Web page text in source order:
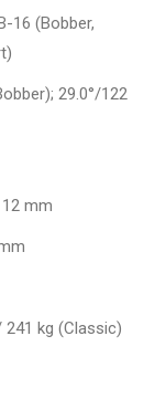
16 (Bobber,
29.0°/122
mm
kg (Classic)